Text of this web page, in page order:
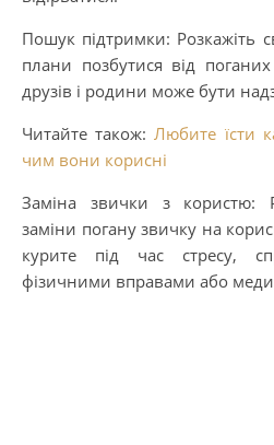
Пошук підтримки: Розкажіть
плани позбутися від
друзів і родини може бути
Читайте також: Любите їсти
чим вони корисні
Заміна звички з користю:
заміни погану звичку на
курите під час стресу,
фізичними вправами або